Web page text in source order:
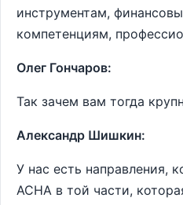
инструментам,
компетенциям,
Олег Гончаров:
Так зачем вам тогда
Александр Шишкин:
У нас есть направления,
АСНА в той части,